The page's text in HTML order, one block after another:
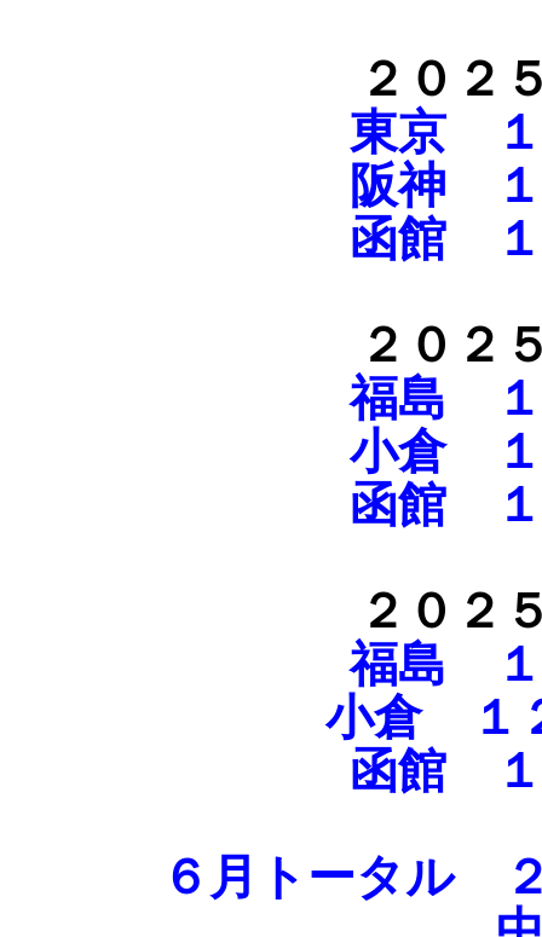
２０２
東京 １
阪神 １
函館 １
２０２
福島 １
小倉 １
函館 １
２０２
福島 １
小倉 １
函館 １
６月トータル